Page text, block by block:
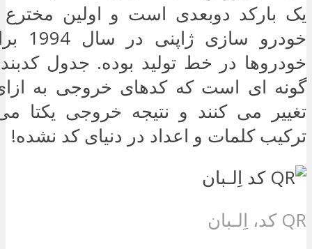
یک بارکد دوبعدی است و اولین
خودروها در خط تولید بوده. جدول
گونه ای است که کدهای خروجی به
تغییر می کنند و نتیجه خروجی یکتا
ترکیب کلمات و اعداد در دنیای کد نشده!
QR کد، اِلـبان